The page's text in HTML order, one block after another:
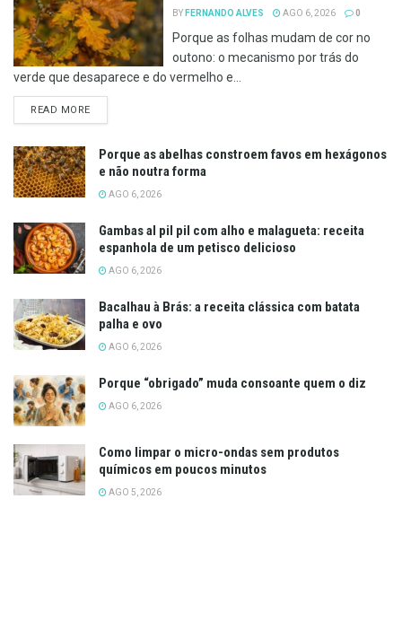
BY FERNANDO ALVES AGO 6, 2026 0
Porque as folhas mudam de cor no
outono: o mecanismo por trás do
verde que desaparece e do vermelho e...
READ MOREDETAILS
Porque as abelhas constroem favos em hexágonos
e não noutra forma
AGO 6, 2026
Gambas al pil pil com alho e malagueta: receita
espanhola de um petisco delicioso
AGO 6, 2026
Bacalhau à Brás: a receita clássica com batata
palha e ovo
AGO 6, 2026
Porque “obrigado” muda consoante quem o diz
AGO 6, 2026
Como limpar o micro-ondas sem produtos
químicos em poucos minutos
AGO 5, 2026